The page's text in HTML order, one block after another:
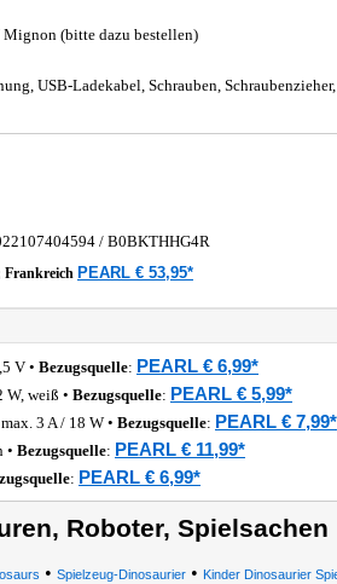
Mignon (bitte dazu bestellen)
USB-Ladekabel, Schrauben,
/ B0BKTHHG4R
Frankreich PEARL € 53,95*
V • Bezugsquelle: PEARL € 6,99*
weiß • Bezugsquelle: PEARL € 5,99*
3 A / 18 W • Bezugsquelle: PEARL € 7,99*
• Bezugsquelle: PEARL € 11,99*
: PEARL € 6,99*
Roboter, Spielsachen
• Spielzeug-Dinosaurier• Kinder Dinosaurier